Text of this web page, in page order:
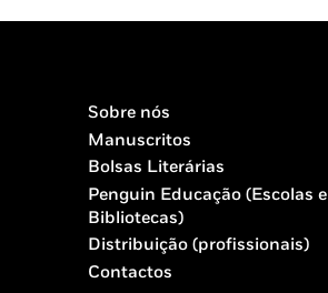
Sobre nós
Manuscritos
Bolsas Literárias
Penguin Educação (Escolas e
Bibliotecas)
Distribuição (profissionais)
Contactos